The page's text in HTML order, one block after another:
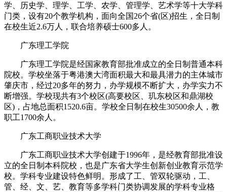
学、历史学、理学、工学、农学、管理学、艺术学等十大学科
门类，设有20个教学机构，面向全国26个省(区)招生，全日制
在校生近2.6万人，联合培养硕士600多人。
广东理工学院
广东理工学院是经国家教育部批准成立的全日制普通本科
院校。学校坐落于粤港澳大湾面积最大和最具潜力的主体城市
肇庆市，经过20多年的努力，办学规模不断扩大，办学实力不
断增强。学校现共有3个校区(高要校区、玑东校区和鼎湖校
区)，占地总面积1520.6亩。学校全日制在校生30500余人，教
职工1700余人。
广东工商职业技术大学
广东工商职业技术大学创建于1996年，是经教育部批准设
立的全日制本科院校，也是广东省大学生创新创业教育示范学
校。学科专业建设特色鲜明。形成了工、管双轮驱动，工、
管、经、文、艺、教育等多学科门类协调发展的学科专业格